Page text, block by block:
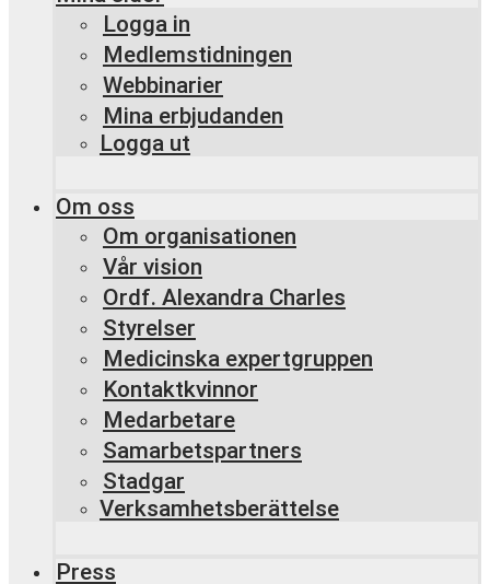
Logga in
Medlemstidningen
Webbinarier
Mina erbjudanden
Logga ut
Om oss
Om organisationen
Vår vision
Ordf. Alexandra Charles
Styrelser
Medicinska expertgruppen
Kontaktkvinnor
Medarbetare
Samarbetspartners
Stadgar
Verksamhetsberättelse
Press